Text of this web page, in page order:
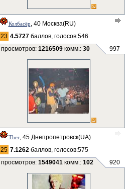
Колбасёр, 40 Москва(RU)
23 4.5727баллов, голосов:546
просмотров: 1216509комм.: 30 997
Ther, 45 Днепропетровск(UA)
25 7.1262баллов, голосов:575
просмотров: 1549041комм.: 102 920